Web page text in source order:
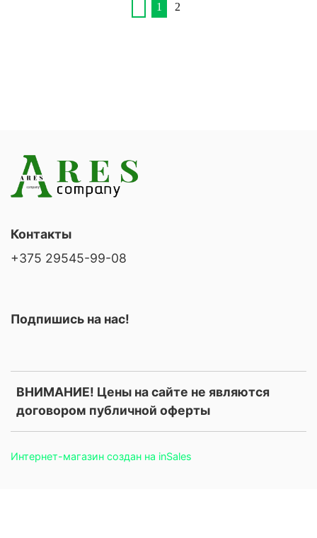
1 2
ВНИМАНИЕ! Цены на сайте не являются
договором публичной оферты
Контакты
+375 29545-99-08
Подпишись на нас!
Интернет-магазин создан на inSales